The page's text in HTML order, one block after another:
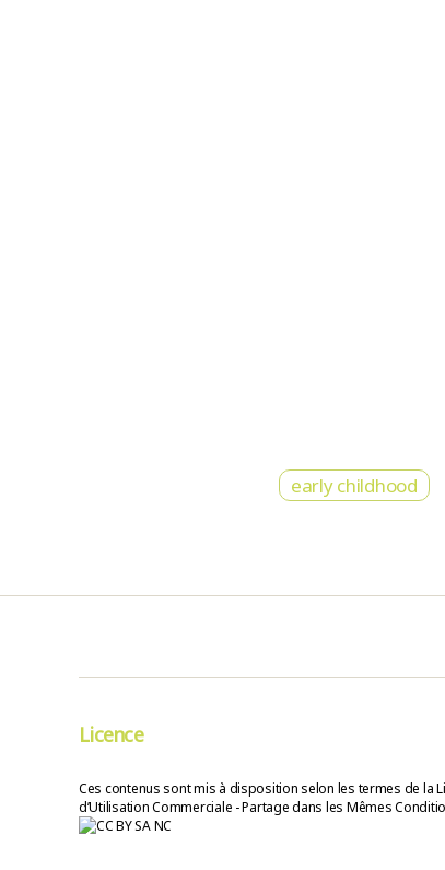
early childhood
Licence
Ces contenus sont mis à disposition selon les termes de la
d’Utilisation Commerciale - Partage dans les Mêmes